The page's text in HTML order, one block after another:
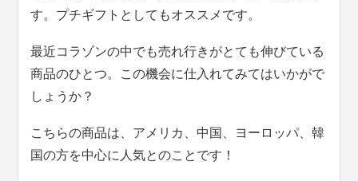
す。プチギフトとしてもオススメです。
最近コラゾンの中でも売れ行きがとても伸びている
商品のひとつ。この機会に仕入れてみてはいかがで
しょうか？
こちらの商品は、アメリカ、中国、ヨーロッパ、韓
国の方を中心に人気とのことです！